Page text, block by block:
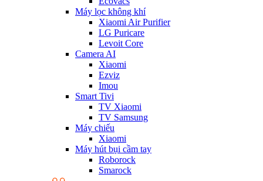
Máy lọc không khí
Xiaomi Air Purifier
LG Puricare
Levoit Core
Camera AI
Xiaomi
Ezviz
Imou
Smart Tivi
TV Xiaomi
TV Samsung
Máy chiếu
Xiaomi
Máy hút bụi cầm tay
Roborock
Smarock